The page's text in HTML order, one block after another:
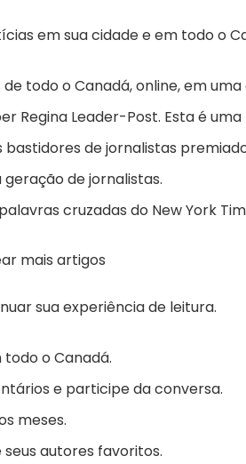
em sua cidade e em todo o
todo o Canadá, online, em
Regina Leader-Post. Esta é
de jornalistas
de jornalistas.
cruzadas do New York
mais artigos
sua experiência de leitura.
o Canadá.
e participe da conversa.
meses.
autores favoritos.